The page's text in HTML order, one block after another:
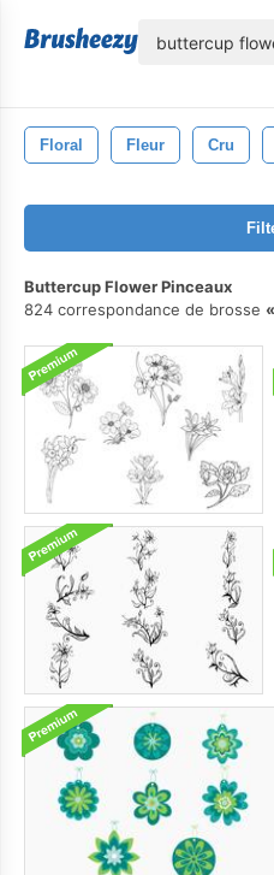
Floral Fleur Cru
Buttercup Flower Pinceaux
824 correspondance de brosse